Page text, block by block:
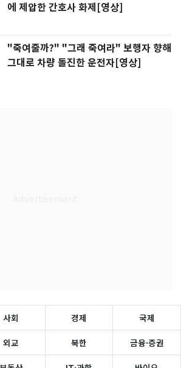
에 제압한 간호사 화제[영상]
"죽여줄까?" "그래 죽여라" 보행자 향해
그대로 차량 돌진한 운전자[영상]
사회 경제 국제
외교 북한 금융·증권